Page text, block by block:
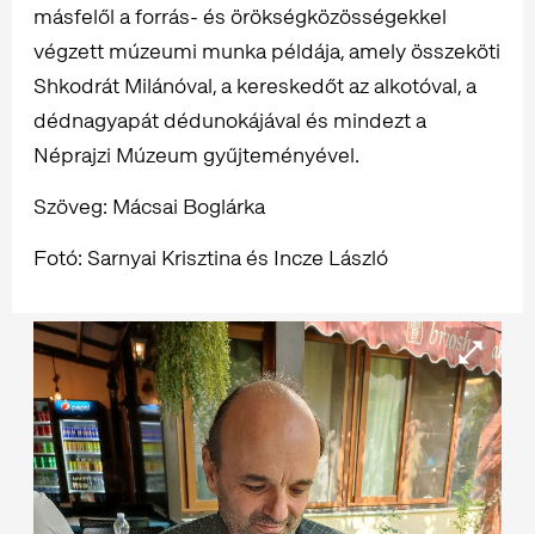
másfelől a forrás- és örökségközösségekkel
végzett múzeumi munka példája, amely összeköti
Shkodrát Milánóval, a kereskedőt az alkotóval, a
dédnagyapát dédunokájával és mindezt a
Néprajzi Múzeum gyűjteményével.
Szöveg: Mácsai Boglárka
Fotó: Sarnyai Krisztina és Incze László